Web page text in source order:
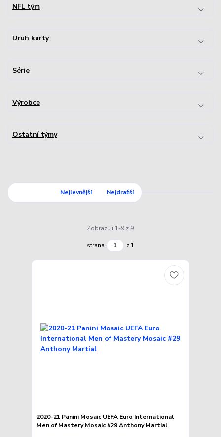
NFL tým
Druh karty
Série
Výrobce
Ostatní týmy
Nejlevnější Nejdražší
Zobrazuji 1-9 z 9
strana z 1
2020-21 Panini Mosaic UEFA Euro International
Men of Mastery Mosaic #29 Anthony Martial